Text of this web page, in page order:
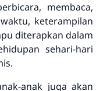
membaca,
keterampilan
diterapkan dalam
sehari-hari
anak juga akan